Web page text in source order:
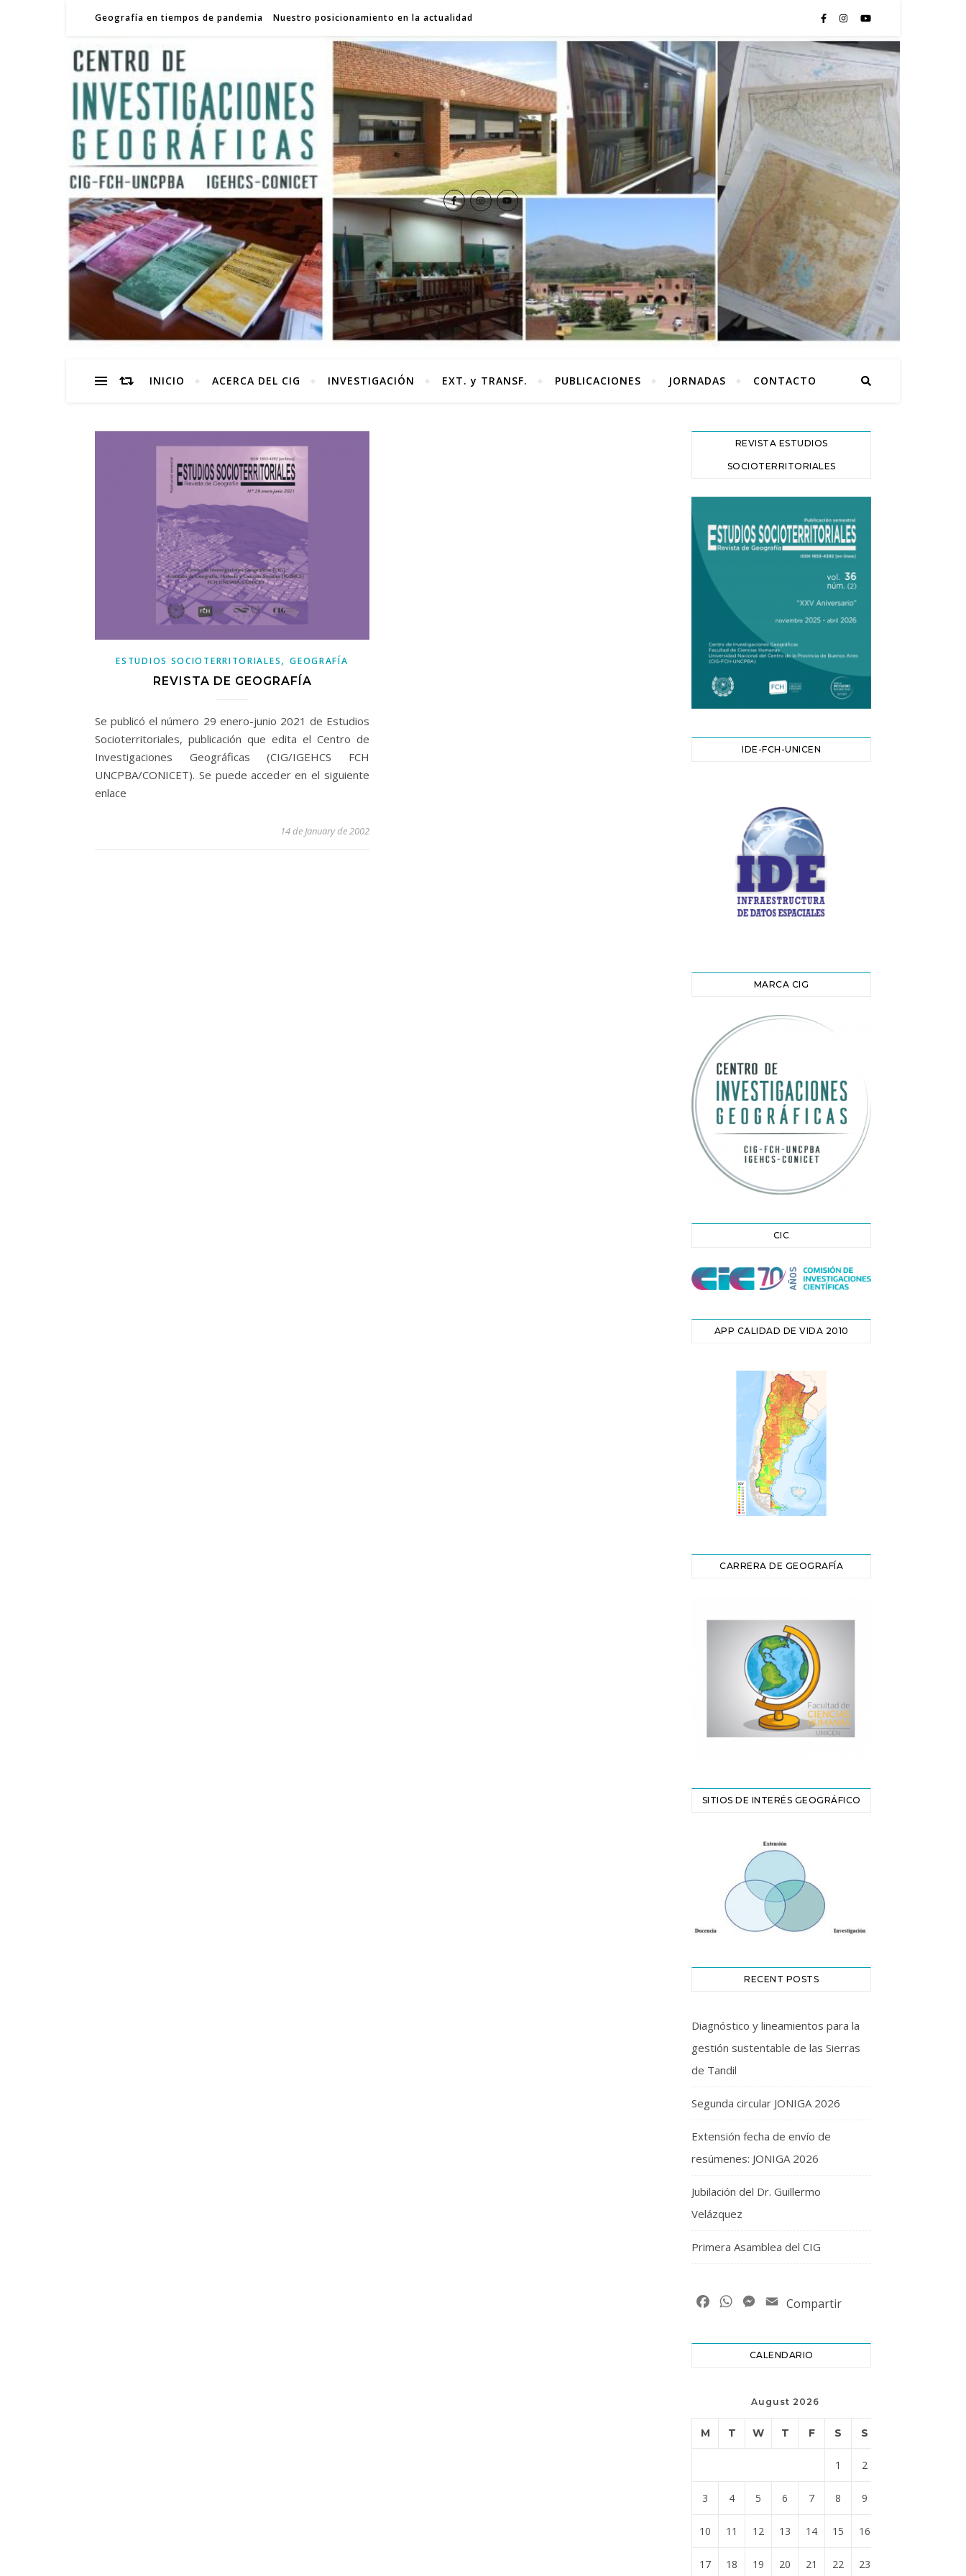
Geografía en tiempos de pandemia Nuestro posicionamiento en la actualidad
INICIO ACERCA DEL CIG INVESTIGACIÓN EXT. y TRANSF. PUBLICACIONES JORNADAS CONTACTO
ESTUDIOS SOCIOTERRITORIALES,GEOGRAFÍA
REVISTA DE GEOGRAFÍA
Se publicó el número 29 enero-junio 2021 de Estudios
Socioterritoriales, publicación que edita el Centro de
Investigaciones Geográficas (CIG/IGEHCS FCH
UNCPBA/CONICET). Se puede acceder en el siguiente
enlace
14 de January de 2002
REVISTA ESTUDIOS
SOCIOTERRITORIALES
IDE-FCH-UNICEN
MARCA CIG
CIC
APP CALIDAD DE VIDA 2010
CARRERA DE GEOGRAFÍA
SITIOS DE INTERÉS GEOGRÁFICO
RECENT POSTS
Diagnóstico y lineamientos para la
gestión sustentable de las Sierras
de Tandil
Segunda circular JONIGA 2026
Extensión fecha de envío de
resúmenes: JONIGA 2026
Jubilación del Dr. Guillermo
Velázquez
Primera Asamblea del CIG
FacebookWhatsAppMessenger
Email
Compartir
CALENDARIO
August 2026
M T W T F S S
1 2
3 4 5 6 7 8 9
10 11 12 13 14 15 16
17 18 19 20 21 22 23